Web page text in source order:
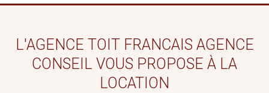
L'AGENCE TOIT FRANCAIS AGENCE
CONSEIL VOUS PROPOSE À LA
LOCATION